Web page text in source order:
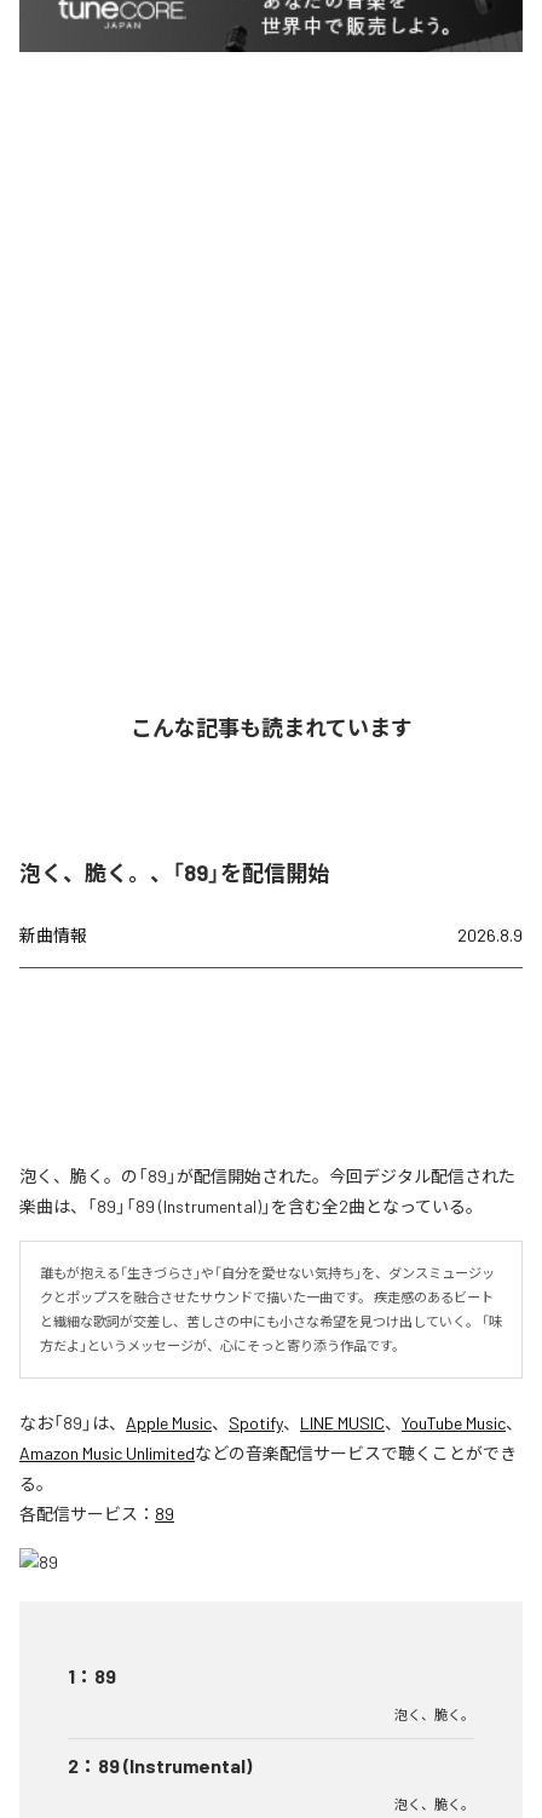
こんな記事も読まれています
泡く、脆く。、「89」を配信開始
新曲情報 2026.8.9
泡く、脆く。の「89」が配信開始された。今回デジタル配信された
楽曲は、「89」「89 (Instrumental)」を含む全2曲となっている。
誰もが抱える「生きづらさ」や「自分を愛せない気持ち」を、ダンスミュージッ
クとポップスを融合させたサウンドで描いた一曲です。 疾走感のあるビート
と繊細な歌詞が交差し、苦しさの中にも小さな希望を見つけ出していく。 「味
方だよ」というメッセージが、心にそっと寄り添う作品です。
なお「89 」は、 Apple Music、 Spotify、 LINE MUSIC、 YouTube Music、
Amazon Music Unlimitedなどの音楽配信サービスで聴くことができ
る。
各配信サービス： 89
1 ： 89
泡く、脆く。
2 ： 89 (Instrumental)
泡く、脆く。